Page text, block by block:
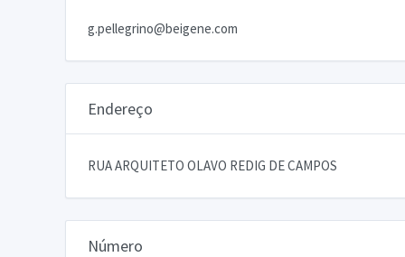
g.pellegrino@beigene.com
Endereço
RUA ARQUITETO OLAVO REDIG DE CAMPOS
Número